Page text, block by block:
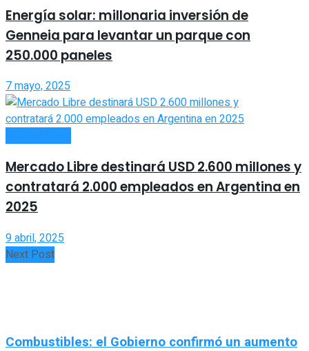
Energía solar: millonaria inversión de
Genneia para levantar un parque con
250.000 paneles
7 mayo, 2025
Mercado Libre destinará USD 2.600 millones y
contratará 2.000 empleados en Argentina en
2025
9 abril, 2025
Next Post
Combustibles: el Gobierno confirmó un aumento